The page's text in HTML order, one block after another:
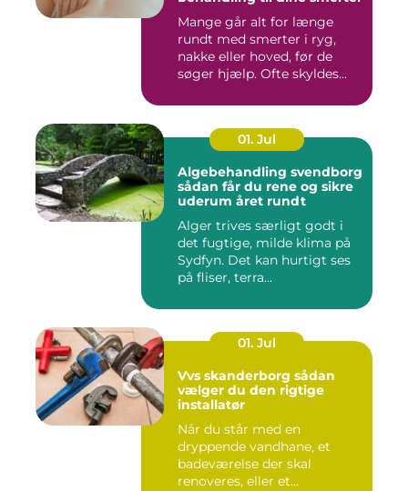
Mange går alt for længe
rundt med smerter i ryg,
nakke eller hoved, før de
søger hjælp. Ofte skyldes...
01. Jul
Algebehandling svendborg
sådan får du rene og sikre
uderum året rundt
Alger trives særligt godt i
det fugtige, milde klima på
Sydfyn. Det kan hurtigt ses
på fliser, terra...
01. Jul
Vvs skanderborg sådan
vælger du den rigtige
installatør
Når du står med en
dryppende vandhane, et
badeværelse der skal
renoveres, eller et